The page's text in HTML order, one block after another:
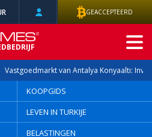
Vastgoedmarkt van Antalya Konyaaltı:
KOOPGIDS
LEVEN IN TURKIJE
BELASTINGEN
GEACCEPTEERD